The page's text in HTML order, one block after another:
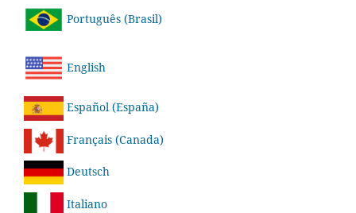
Português (Brasil)
English
Español (España)
Français (Canada)
Deutsch
Italiano